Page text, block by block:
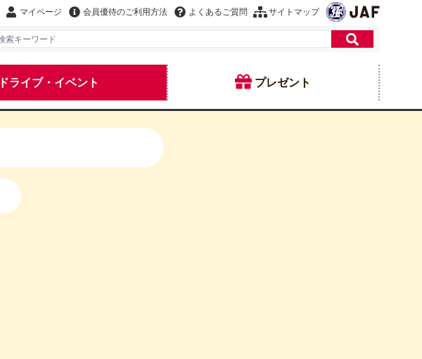
マイページ 会員優待のご利用方法 よくあるご質問 サイトマップ
ドライブ・イベント プレゼント